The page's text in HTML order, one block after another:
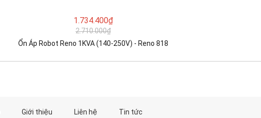
1.734.400₫
2.710.000₫
Ổn Áp Robot Reno 1KVA (140-250V) - Reno 818
Giới thiệu Liên hệ Tin tức